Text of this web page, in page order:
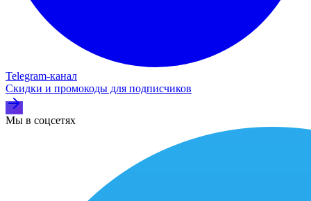
Telegram‑канал
Скидки и промокоды для подписчиков
Мы в соцсетях